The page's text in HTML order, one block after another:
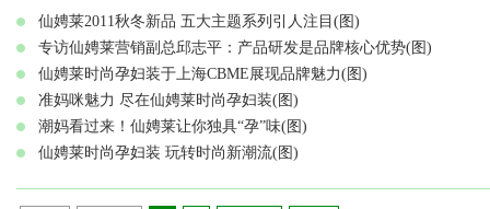
仙娉莱2011秋冬新品 五大主题系列引人注目(图)
专访仙娉莱营销副总邱志平：产品研发是品牌核心优势(图)
仙娉莱时尚孕妇装于上海CBME展现品牌魅力(图)
准妈咪魅力 尽在仙娉莱时尚孕妇装(图)
潮妈看过来！仙娉莱让你独具“孕”味(图)
仙娉莱时尚孕妇装 玩转时尚新潮流(图)